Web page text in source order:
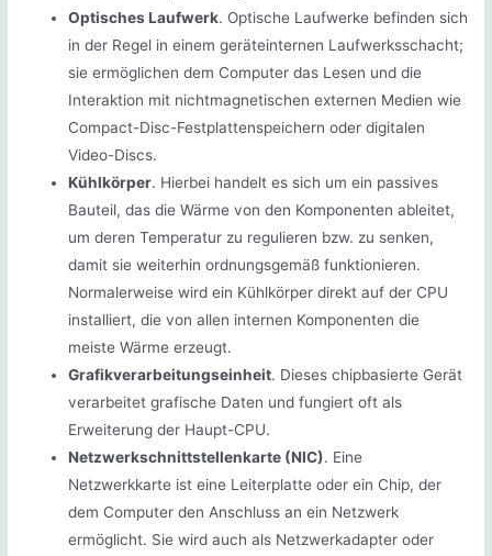
Optisches Laufwerk. Optische Laufwerke befinden sich
in der Regel in einem geräteinternen Laufwerksschacht;
sie ermöglichen dem Computer das Lesen und die
Interaktion mit nichtmagnetischen externen Medien wie
Compact-Disc-Festplattenspeichern oder digitalen
Video-Discs.
Kühlkörper. Hierbei handelt es sich um ein passives
Bauteil, das die Wärme von den Komponenten ableitet,
um deren Temperatur zu regulieren bzw. zu senken,
damit sie weiterhin ordnungsgemäß funktionieren.
Normalerweise wird ein Kühlkörper direkt auf der CPU
installiert, die von allen internen Komponenten die
meiste Wärme erzeugt.
Grafikverarbeitungseinheit. Dieses chipbasierte Gerät
verarbeitet grafische Daten und fungiert oft als
Erweiterung der Haupt-CPU.
Netzwerkschnittstellenkarte (NIC). Eine
Netzwerkkarte ist eine Leiterplatte oder ein Chip, der
dem Computer den Anschluss an ein Netzwerk
ermöglicht. Sie wird auch als Netzwerkadapter oder